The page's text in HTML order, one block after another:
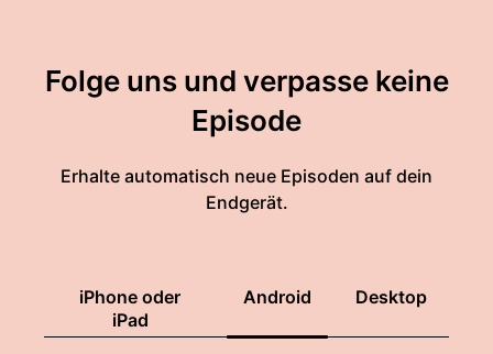
Folge uns und verpasse keine
Episode
Erhalte automatisch neue Episoden auf dein
Endgerät.
iPhone oder
iPad
Android Desktop